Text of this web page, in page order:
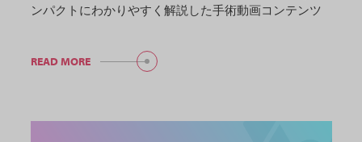
ンパクトにわかりやすく解説した手術動画コンテンツ
READ MORE